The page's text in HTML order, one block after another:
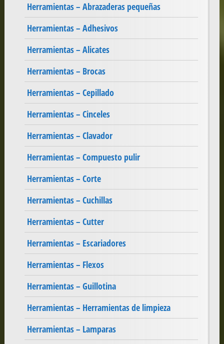
Herramientas – Abrazaderas pequeñas
Herramientas – Adhesivos
Herramientas – Alicates
Herramientas – Brocas
Herramientas – Cepillado
Herramientas – Cinceles
Herramientas – Clavador
Herramientas – Compuesto pulir
Herramientas – Corte
Herramientas – Cuchillas
Herramientas – Cutter
Herramientas – Escariadores
Herramientas – Flexos
Herramientas – Guillotina
Herramientas – Herramientas de limpieza
Herramientas – Lamparas